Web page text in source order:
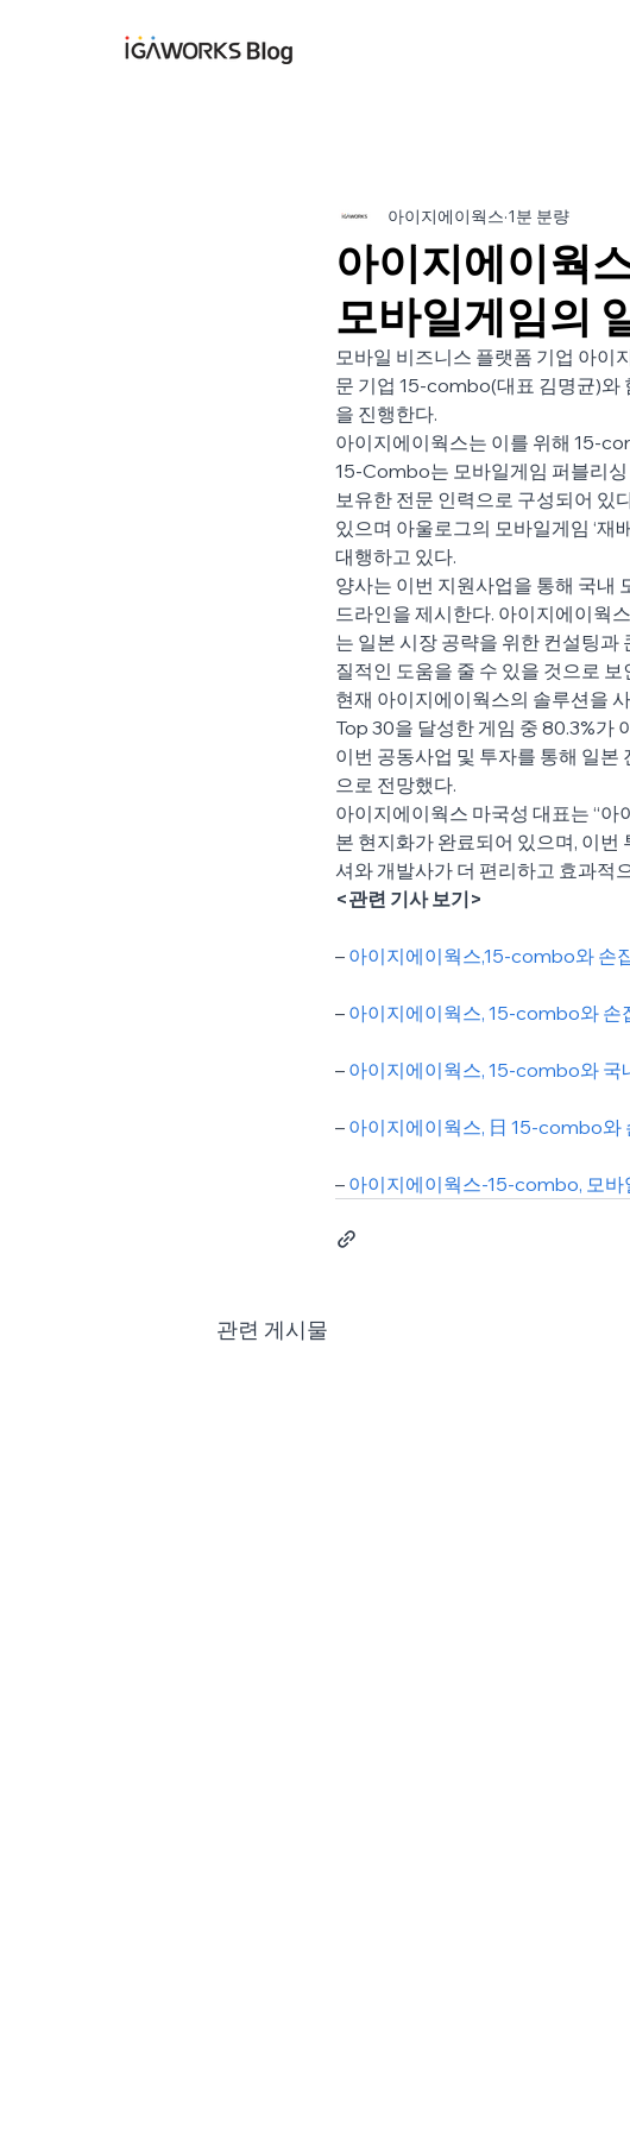
아이지에이웍
모바일게임의
아이지에이웍스 1분 분량
모바일 비즈니스 플랫폼 기업 아이
문 기업 15-combo(대표 김명균)와
을 진행한다.
아이지에이웍스는 이를 위해 15-
15-Combo는 모바일게임 퍼블리싱
보유한 전문 인력으로 구성되어 있
있으며 아울로그의 모바일게임 ‘재
대행하고 있다.
양사는 이번 지원사업을 통해 국내
드라인을 제시한다. 아이지에이웍
는 일본 시장 공략을 위한 컨설팅과
질적인 도움을 줄 수 있을 것으로 보
현재 아이지에이웍스의 솔루션을
Top 30을 달성한 게임 중 80.3%가
이번 공동사업 및 투자를 통해 일본
으로 전망했다.
아이지에이웍스 마국성 대표는 “아
본 현지화가 완료되어 있으며, 이
셔와 개발사가 더 편리하고 효과적
<관련 기사 보기>
– 아이지에이웍스,15-combo와 손
– 아이지에이웍스, 15-combo와 손
– 아이지에이웍스, 15-combo와 국
– 아이지에이웍스, 日 15-combo와
– 아이지에이웍스-15-combo, 모바
관련 게시물